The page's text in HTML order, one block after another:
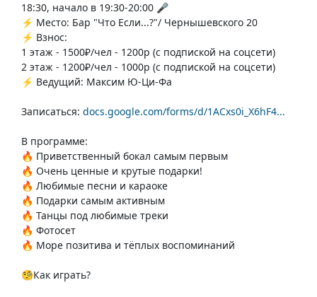
18:30, начало в 19:30-20:00 🎤
⚡️ Место: Бар "Что Если...?"/ Чернышевского 20
⚡️ Взнос:
1 этаж - 1500₽/чел - 1200р (с подпиской на соцсети)
2 этаж - 1200₽/чел - 1000р (с подпиской на соцсети)
⚡️ Ведущий: Максим Ю-Ци-Фа
Записаться: docs.google.com/forms/d/1ACxs0i_X6hF4...
В программе:
🔥 Приветственный бокал самым первым
🔥 Очень ценные и крутые подарки!
🔥 Любимые песни и караоке
🔥 Подарки самым активным
🔥 Танцы под любимые треки
🔥 Фотосет
🔥 Море позитива и тёплых воспоминаний
🧐Как играть?